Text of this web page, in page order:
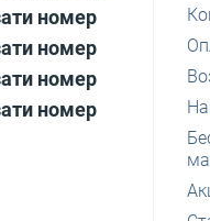
номер
номер
номер
номер